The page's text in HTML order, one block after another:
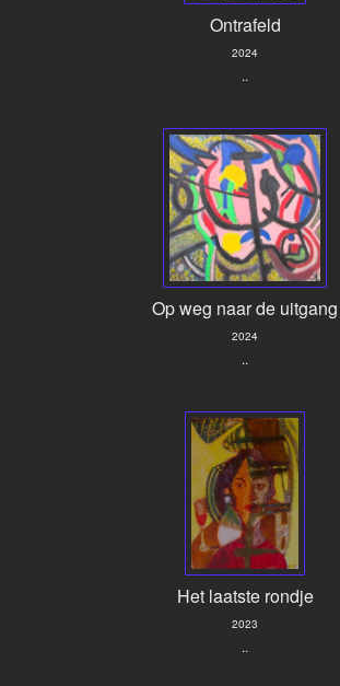
Ontrafeld
2024
..
Op weg naar de uitgang
2024
..
Het laatste rondje
2023
..